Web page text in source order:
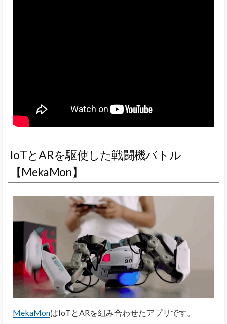
IoTとARを駆使した戦闘機バトル
【MekaMon】
MekaMonはIoTとARを組み合わせたアプリです。